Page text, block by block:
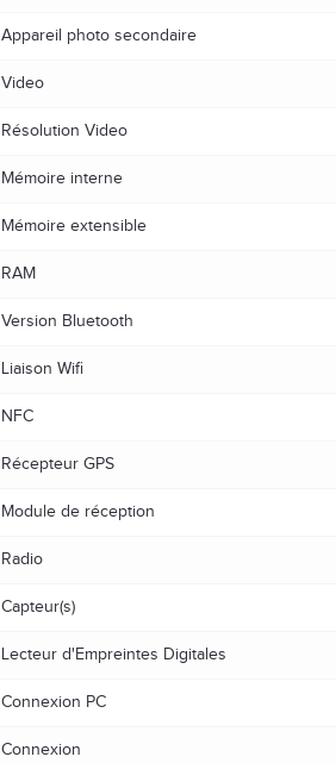
Appareil photo secondaire
Video
Résolution Video
Mémoire interne
Mémoire extensible
RAM
Version Bluetooth
Liaison Wifi
NFC
Récepteur GPS
Module de réception
Radio
Capteur(s)
Lecteur d'Empreintes Digitales
Connexion PC
Connexion